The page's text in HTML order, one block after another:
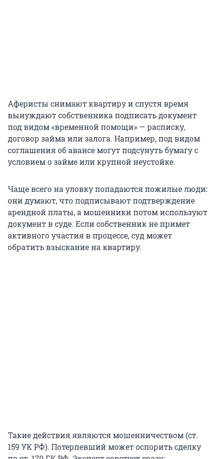
Аферисты снимают квартиру и спустя время
вынуждают собственника подписать документ
под видом «временной помощи» — расписку,
договор займа или залога. Например, под видом
соглашения об авансе могут подсунуть бумагу с
условием о займе или крупной неустойке.
Чаще всего на уловку попадаются пожилые люди:
они думают, что подписывают подтверждение
арендной платы, а мошенники потом используют
документ в суде. Если собственник не примет
активного участия в процессе, суд может
обратить взыскание на квартиру.
Такие действия являются мошенничеством (ст.
159 УК РФ). Потерпевший может оспорить сделку